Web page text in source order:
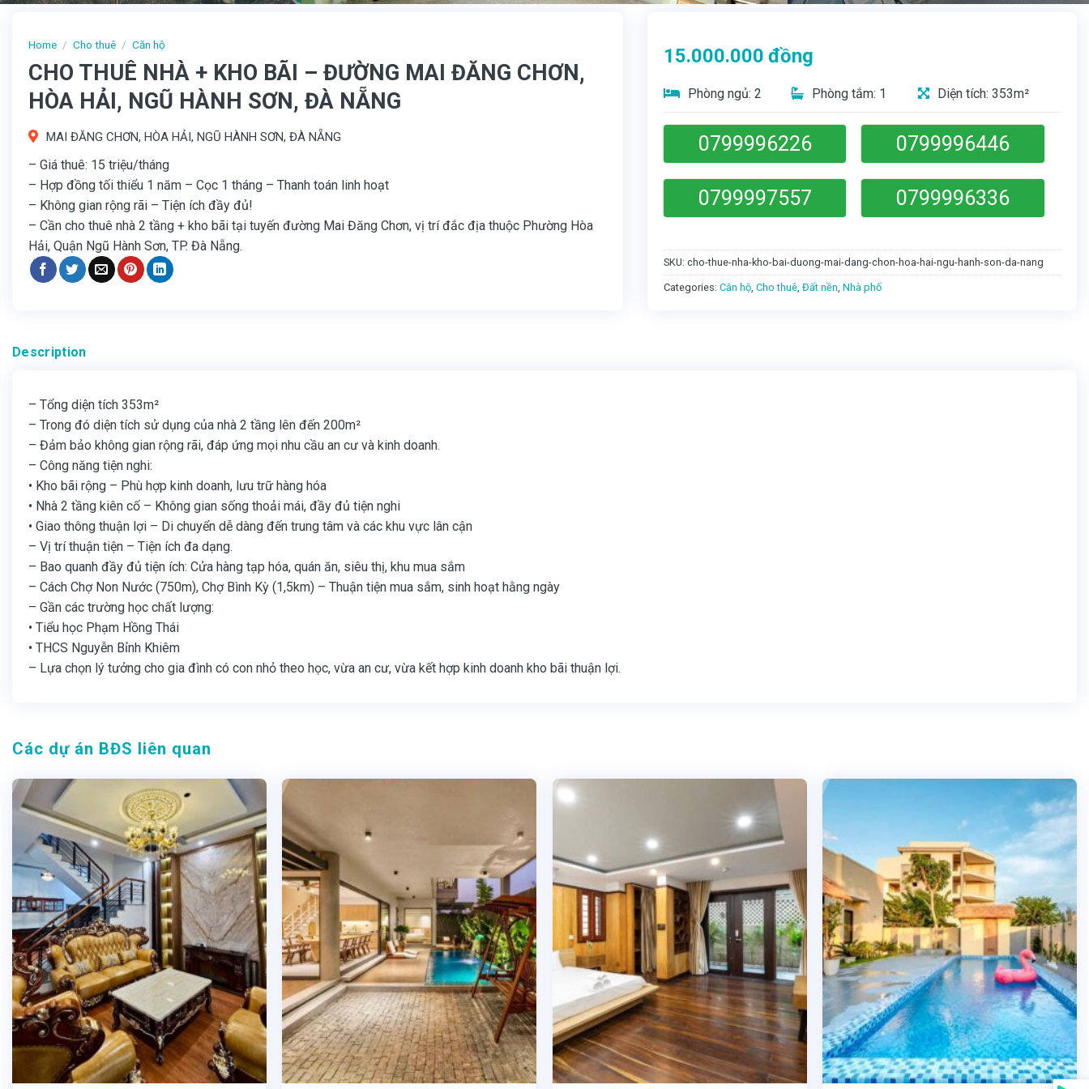
Home / Cho thuê / Căn hộ
CHO THUÊ NHÀ + KHO BÃI – ĐƯỜNG MAI ĐĂNG CHƠN,
HÒA HẢI, NGŨ HÀNH SƠN, ĐÀ NẴNG
MAI ĐĂNG CHƠN, HÒA HẢI, NGŨ HÀNH SƠN, ĐÀ NẴNG
– Giá thuê: 15 triệu/tháng
– Hợp đồng tối thiểu 1 năm – Cọc 1 tháng – Thanh toán linh hoạt
– Không gian rộng rãi – Tiện ích đầy đủ!
– Cần cho thuê nhà 2 tầng + kho bãi tại tuyến đường Mai Đăng Chơn, vị trí đắc địa thuộc Phường Hòa
Hải, Quận Ngũ Hành Sơn, TP. Đà Nẵng.
15.000.000 đồng
Phòng ngủ: 2 Phòng tắm: 1 Diện tích: 353m²
0799996226 0799996446
0799997557 0799996336
SKU: cho-thue-nha-kho-bai-duong-mai-dang-chon-hoa-hai-ngu-hanh-son-da-nang
Categories: Căn hộ, Cho thuê, Đất nền, Nhà phố
Description
– Tổng diện tích 353m²
– Trong đó diện tích sử dụng của nhà 2 tầng lên đến 200m²
– Đảm bảo không gian rộng rãi, đáp ứng mọi nhu cầu an cư và kinh doanh.
– Công năng tiện nghi:
• Kho bãi rộng – Phù hợp kinh doanh, lưu trữ hàng hóa
• Nhà 2 tầng kiên cố – Không gian sống thoải mái, đầy đủ tiện nghi
• Giao thông thuận lợi – Di chuyển dễ dàng đến trung tâm và các khu vực lân cận
– Vị trí thuận tiện – Tiện ích đa dạng.
– Bao quanh đầy đủ tiện ích: Cửa hàng tạp hóa, quán ăn, siêu thị, khu mua sắm
– Cách Chợ Non Nước (750m), Chợ Bình Kỳ (1,5km) – Thuận tiện mua sắm, sinh hoạt hằng ngày
– Gần các trường học chất lượng:
• Tiểu học Phạm Hồng Thái
• THCS Nguyễn Bỉnh Khiêm
– Lựa chọn lý tưởng cho gia đình có con nhỏ theo học, vừa an cư, vừa kết hợp kinh doanh kho bãi thuận lợi.
Các dự án BĐS liên quan